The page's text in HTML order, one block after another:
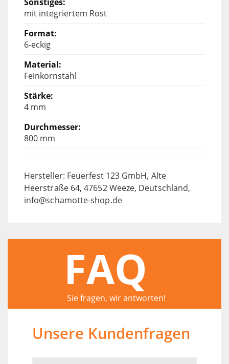
mit integriertem Rost
6-eckig
Feinkornstahl
4 mm
800 mm
Hersteller: Feuerfest 123 GmbH, Alte
Heerstraße 64, 47652 Weeze, Deutschland,
info@schamotte-shop.de
FAQ
Sie fragen, wir antworten!
Unsere Kundenfragen